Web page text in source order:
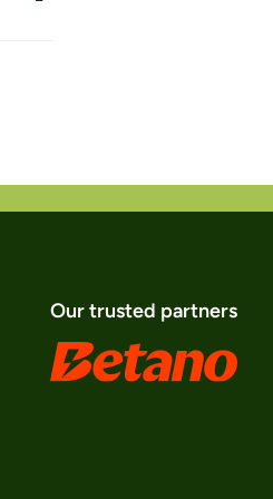
Our trusted partners